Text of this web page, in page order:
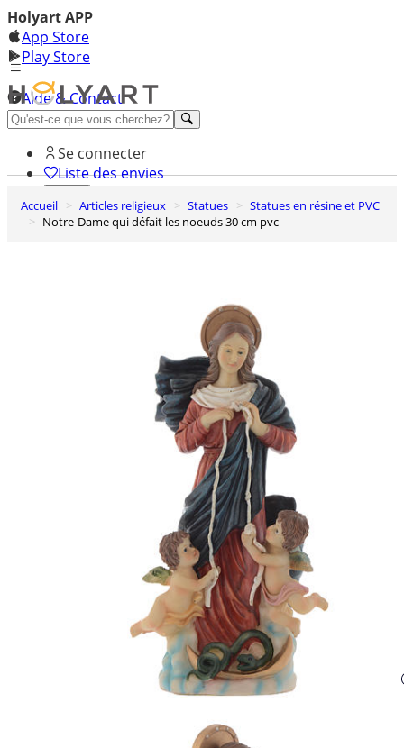
Holyart APP
App Store
Play Store
Aide & Contact
Découvrez Premium
Se connecter
Liste des envies
0
Panier
Accueil Articles religieux Statues
Statues en résine et PVC
Notre-Dame qui défait les noeuds 30 cm pvc